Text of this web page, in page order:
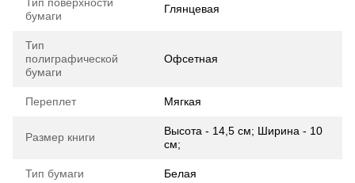
бумаги
Глянцевая
Тип
полиграфической
бумаги
Офсетная
Переплет Мягкая
Размер книги
Высота - 14,5 см; Ширина - 10
см;
Тип бумаги Белая